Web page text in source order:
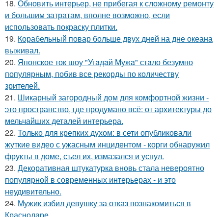
18. Обновить интерьер, не прибегая к сложному ремонту
и большим затратам, вполне возможно, если
использовать покраску плитки.
19. Корабельный повар больше двух дней на дне океана
выживал.
20. Японское ток шоу "Угaдaй Мужa" стaло безумно
популярным, побив все рекорды по количеству
зрителей.
21. Шикарный загородный дом для комфортной жизни -
это пространство, где продумано всё: от архитектуры до
мельчайших деталей интерьера.
22. Только для крепких духом: в сети опубликовали
жуткие видео с ужасным инцидентом - корги обнаружил
фрукты в доме, съел их, измазался и уснул.
23. Декоративная штукатурка вновь стала невероятно
популярной в современных интерьерах - и это
неудивительно.
24. Мужик избил девушку за отказ познакомиться в